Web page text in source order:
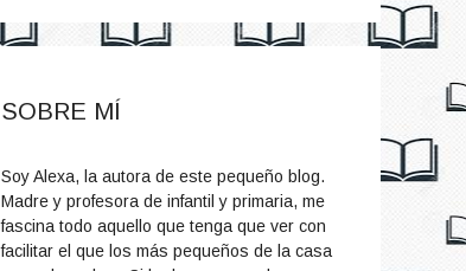
SOBRE MÍ
Soy Alexa, la autora de este pequeño blog.
Madre y profesora de infantil y primaria, me
fascina todo aquello que tenga que ver con
facilitar el que los más pequeños de la casa